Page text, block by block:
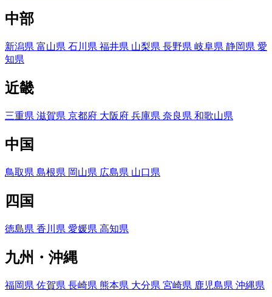
中部
新潟県 富山県 石川県 福井県 山梨県 長野県 岐阜県 静岡県 愛
知県
近畿
三重県 滋賀県 京都府 大阪府 兵庫県 奈良県 和歌山県
中国
鳥取県 島根県 岡山県 広島県 山口県
四国
徳島県 香川県 愛媛県 高知県
九州・沖縄
福岡県 佐賀県 長崎県 熊本県 大分県 宮崎県 鹿児島県 沖縄県